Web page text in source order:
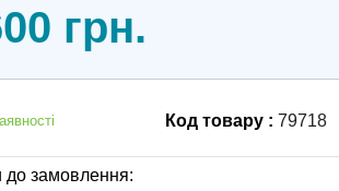
грн.
Код товару : 79718
до замовлення: